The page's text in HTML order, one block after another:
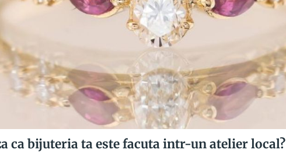
ca bijuteria ta este facuta intr-un atelier local?